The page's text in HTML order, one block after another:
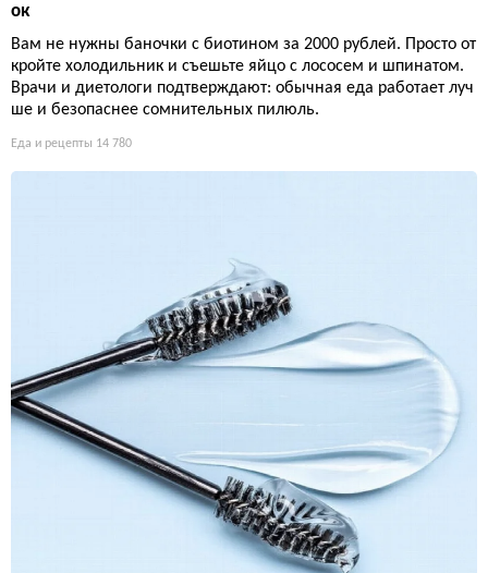
ок
Вам не нужны баночки с биотином за 2000 рублей. Просто от
кройте холодильник и съешьте яйцо с лососем и шпинатом.
Врачи и диетологи подтверждают: обычная еда работает луч
ше и безопаснее сомнительных пилюль.
Еда и рецепты 14 780